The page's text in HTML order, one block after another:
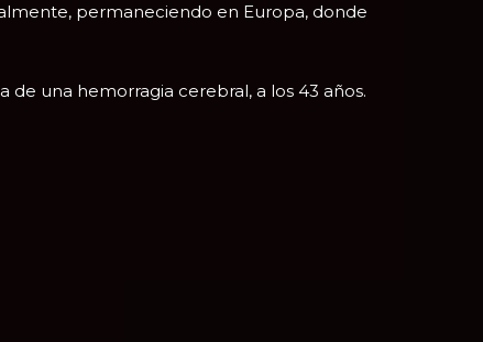
permaneciendo en Europa, donde
de una hemorragia cerebral, a los 43 años.